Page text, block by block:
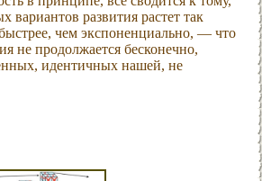
вариантов развития растет так
чем экспоненциально, — что
не продолжается бесконечно,
идентичных нашей, не